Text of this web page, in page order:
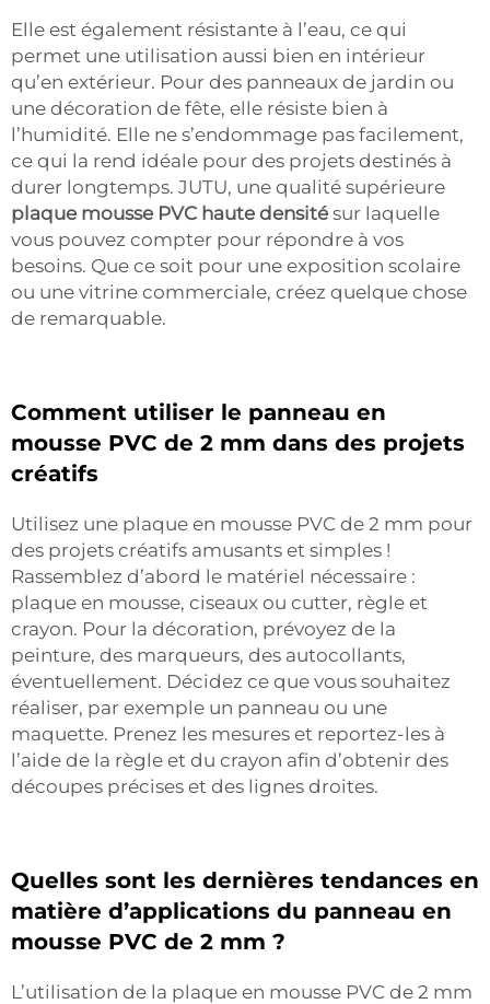
Elle est également résistante à l’eau, ce qui
permet une utilisation aussi bien en intérieur
qu’en extérieur. Pour des panneaux de jardin ou
une décoration de fête, elle résiste bien à
l’humidité. Elle ne s’endommage pas facilement,
ce qui la rend idéale pour des projets destinés à
durer longtemps. JUTU, une qualité supérieure
plaque mousse PVC haute densitésur laquelle
vous pouvez compter pour répondre à vos
besoins. Que ce soit pour une exposition scolaire
ou une vitrine commerciale, créez quelque chose
de remarquable.
Comment utiliser le panneau en
mousse PVC de 2 mm dans des projets
créatifs
Utilisez une plaque en mousse PVC de 2 mm pour
des projets créatifs amusants et simples !
Rassemblez d’abord le matériel nécessaire :
plaque en mousse, ciseaux ou cutter, règle et
crayon. Pour la décoration, prévoyez de la
peinture, des marqueurs, des autocollants,
éventuellement. Décidez ce que vous souhaitez
réaliser, par exemple un panneau ou une
maquette. Prenez les mesures et reportez-les à
l’aide de la règle et du crayon afin d’obtenir des
découpes précises et des lignes droites.
Quelles sont les dernières tendances en
matière d’applications du panneau en
mousse PVC de 2 mm ?
L’utilisation de la plaque en mousse PVC de 2 mm